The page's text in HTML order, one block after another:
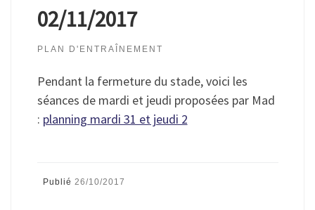
02/11/2017
PLAN D'ENTRAÎNEMENT
Pendant la fermeture du stade, voici les
séances de mardi et jeudi proposées par Mad
: planning mardi 31 et jeudi 2
Publié 26/10/2017